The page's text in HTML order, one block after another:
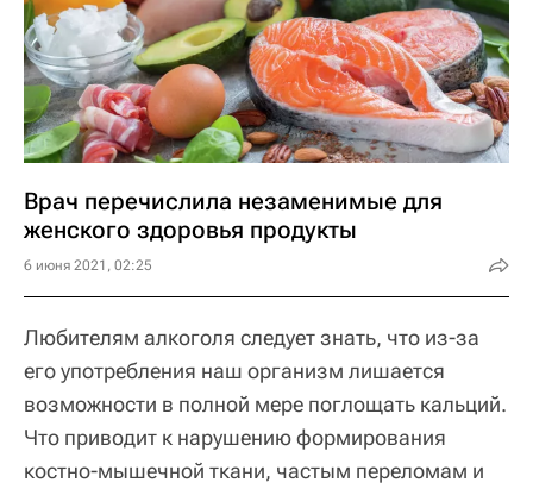
Врач перечислила незаменимые для
женского здоровья продукты
6 июня 2021, 02:25
Любителям алкоголя следует знать, что из-за
его употребления наш организм лишается
возможности в полной мере поглощать кальций.
Что приводит к нарушению формирования
костно-мышечной ткани, частым переломам и